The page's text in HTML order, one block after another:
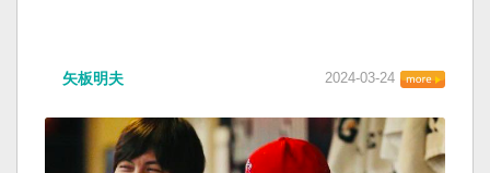
矢板明夫 2024-03-24